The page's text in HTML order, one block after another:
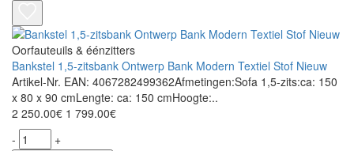
Oorfauteuils & éénzitters
Bankstel 1,5-zitsbank Ontwerp Bank Modern Textiel Stof Nieuw
Artikel-Nr. EAN: 4067282499362Afmetingen:Sofa 1,5-zits:ca: 150
x 80 x 90 cmLengte: ca: 150 cmHoogte:..
2 250.00€ 1 799.00€
-
+